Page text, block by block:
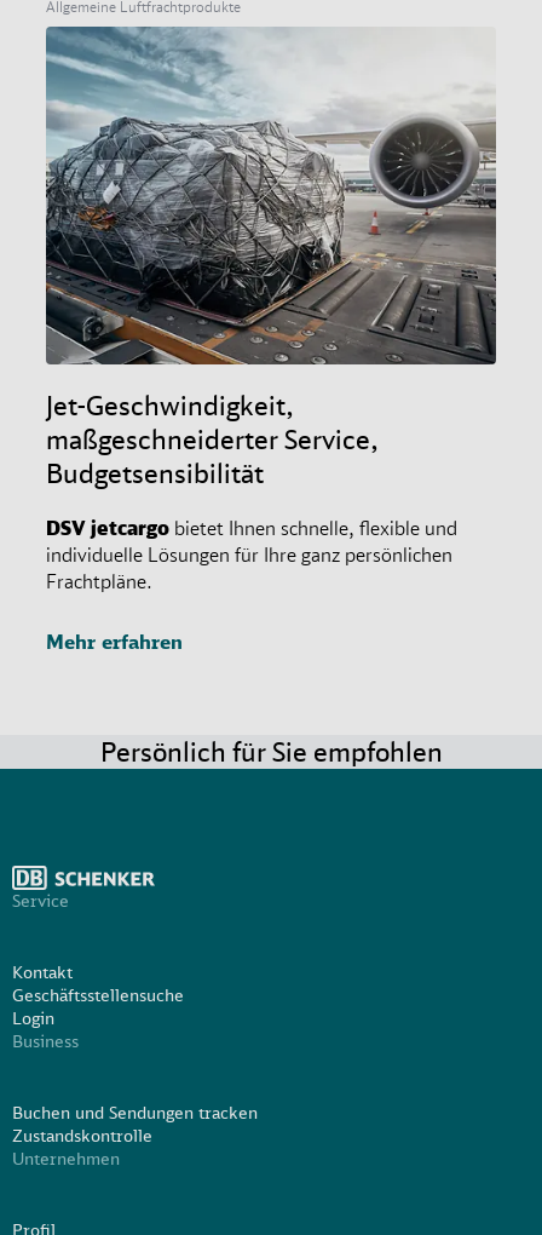
Allgemeine Luftfrachtprodukte
Jet-Geschwindigkeit,
maßgeschneiderter Service,
Budgetsensibilität
DSV jetcargo bietet Ihnen schnelle, flexible und
individuelle Lösungen für Ihre ganz persönlichen
Frachtpläne.
Mehr erfahren
Persönlich für Sie empfohlen
Service
Kontakt
Geschäftsstellensuche
Login
Business
Buchen und Sendungen tracken
Zustandskontrolle
Unternehmen